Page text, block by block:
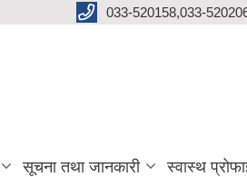
033-520158,033-
सूचना तथा जानकारी स्वास्थ